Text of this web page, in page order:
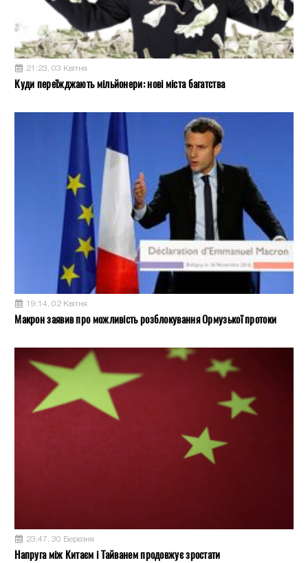
21:23, 03 Квітня
Куди переїжджають мільйонери: нові міста багатства
19:14, 02 Квітня
Макрон заявив про можливість розблокування Ормузької протоки
23:47, 30 Березня
Напруга між Китаєм і Тайванем продовжує зростати